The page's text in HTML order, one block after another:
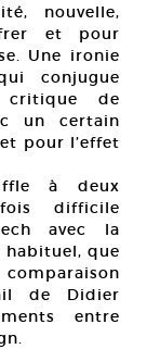
nouvelle,
et pour
Une ironie
conjugue
critique de
un certain
pour l’effet
à deux
difficile
avec la
que
de Didier
entre